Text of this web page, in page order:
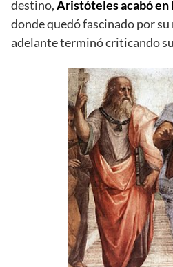
destino,Aristóteles acabó en
donde quedó fascinado por
adelante terminó criticando